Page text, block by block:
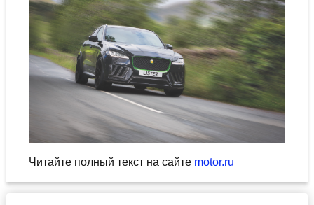
Читайте полный текст на сайте motor.ru